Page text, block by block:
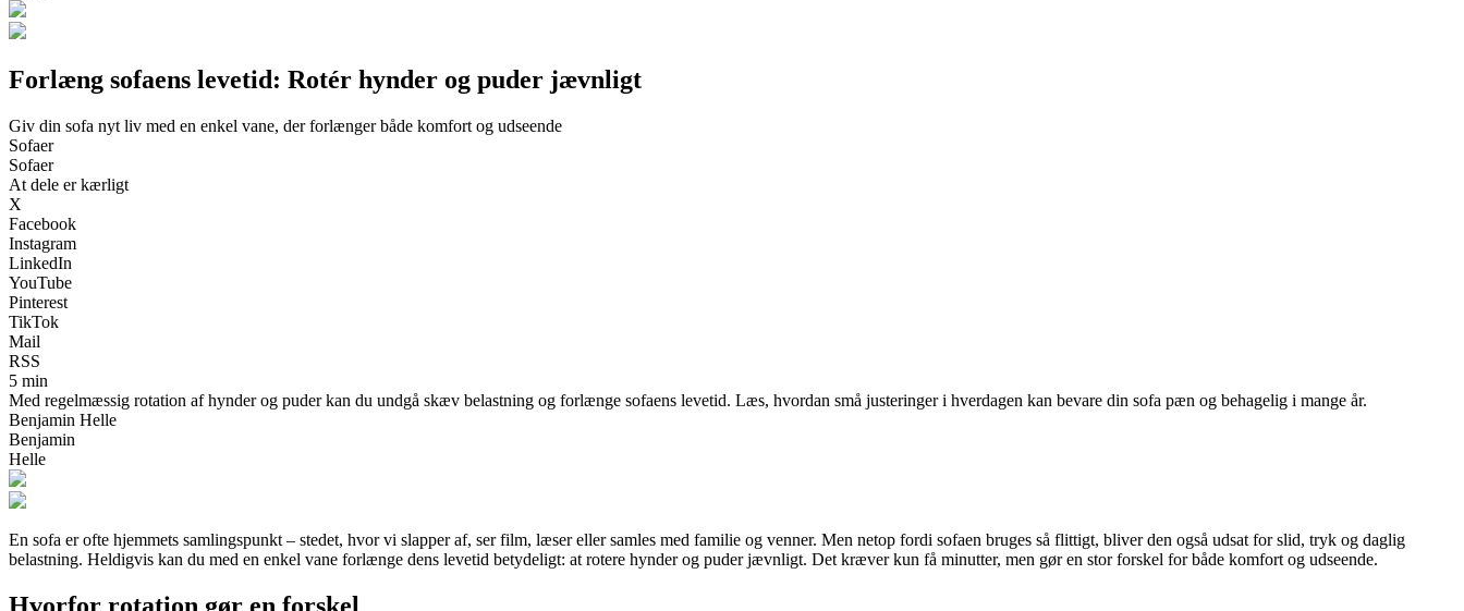
Forlæng sofaens levetid: Rotér hynder og puder jævnligt
Giv din sofa nyt liv med en enkel vane, der forlænger både komfort og udseende
Sofaer
Sofaer
At dele er kærligt
X
Facebook
Instagram
LinkedIn
YouTube
Pinterest
TikTok
Mail
RSS
5 min
Med regelmæssig rotation af hynder og puder kan du undgå skæv belastning og forlænge sofaens levetid. Læs, hvordan små justeringer i hverdagen kan bevare din sofa pæn og behagelig i mange år.
Benjamin Helle
Benjamin
Helle
En sofa er ofte hjemmets samlingspunkt – stedet, hvor vi slapper af, ser film, læser eller samles med familie og venner. Men netop fordi sofaen bruges så flittigt, bliver den også udsat for slid, tryk og daglig
belastning. Heldigvis kan du med en enkel vane forlænge dens levetid betydeligt: at rotere hynder og puder jævnligt. Det kræver kun få minutter, men gør en stor forskel for både komfort og udseende.
Hvorfor rotation gør en forskel